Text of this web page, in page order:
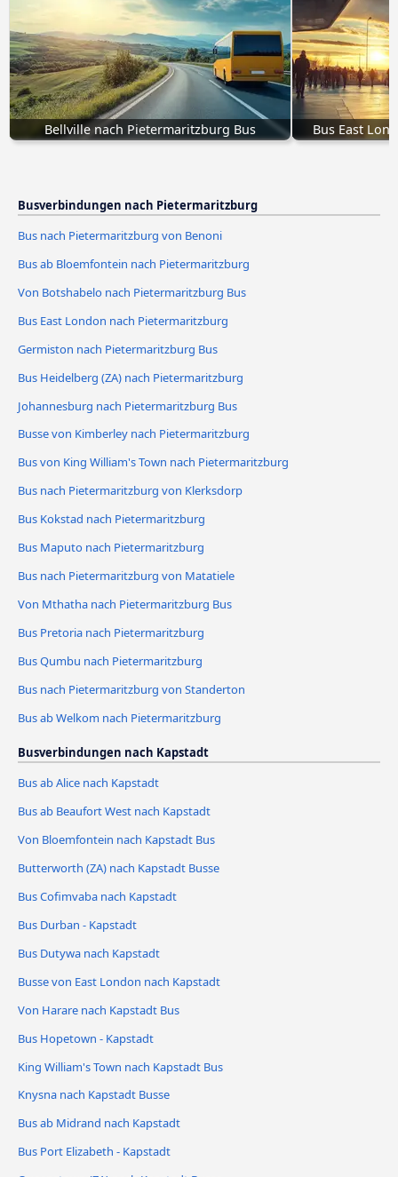
Bellville nach Pietermaritzburg Bus Bus East
Busverbindungen nach Pietermaritzburg
Bus nach Pietermaritzburg von Benoni
Bus ab Bloemfontein nach Pietermaritzburg
Von Botshabelo nach Pietermaritzburg Bus
Bus East London nach Pietermaritzburg
Germiston nach Pietermaritzburg Bus
Bus Heidelberg (ZA) nach Pietermaritzburg
Johannesburg nach Pietermaritzburg Bus
Busse von Kimberley nach Pietermaritzburg
Bus von King William's Town nach Pietermaritzburg
Bus nach Pietermaritzburg von Klerksdorp
Bus Kokstad nach Pietermaritzburg
Bus Maputo nach Pietermaritzburg
Bus nach Pietermaritzburg von Matatiele
Von Mthatha nach Pietermaritzburg Bus
Bus Pretoria nach Pietermaritzburg
Bus Qumbu nach Pietermaritzburg
Bus nach Pietermaritzburg von Standerton
Bus ab Welkom nach Pietermaritzburg
Busverbindungen nach Kapstadt
Bus ab Alice nach Kapstadt
Bus ab Beaufort West nach Kapstadt
Von Bloemfontein nach Kapstadt Bus
Butterworth (ZA) nach Kapstadt Busse
Bus Cofimvaba nach Kapstadt
Bus Durban - Kapstadt
Bus Dutywa nach Kapstadt
Busse von East London nach Kapstadt
Von Harare nach Kapstadt Bus
Bus Hopetown - Kapstadt
King William's Town nach Kapstadt Bus
Knysna nach Kapstadt Busse
Bus ab Midrand nach Kapstadt
Bus Port Elizabeth - Kapstadt